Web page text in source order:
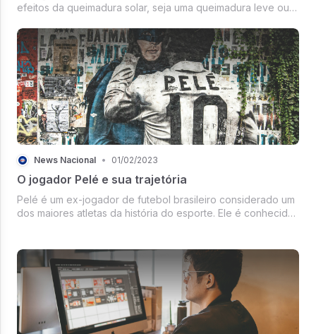
efeitos da queimadura solar, seja uma queimadura leve ou
News Nacional • 01/02/2023
O jogador Pelé e sua trajetória
Pelé é um ex-jogador de futebol brasileiro considerado um
dos maiores atletas da história do esporte. Ele é conhecido
em t...